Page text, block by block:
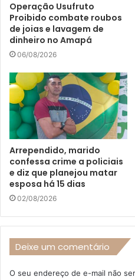
Operação Usufruto
Proibido combate roubos
de joias e lavagem de
dinheiro no Amapá
06/08/2026
Arrependido, marido
confessa crime a policiais
e diz que planejou matar
esposa há 15 dias
02/08/2026
Deixe um comentário
O seu endereço de e-mail não